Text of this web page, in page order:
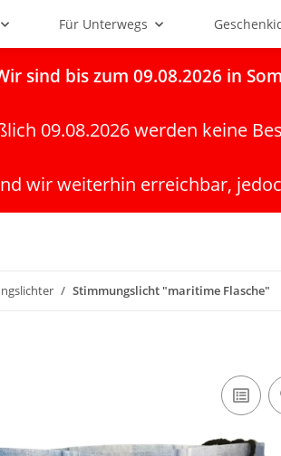
Für Unterwegs
sind bis zum 09.08.2026 in
09.08.2026 werden keine
wir weiterhin erreichbar,
Stimmungslicht "maritime Flasche"